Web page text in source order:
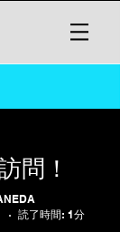
問！
読了時間: 1分